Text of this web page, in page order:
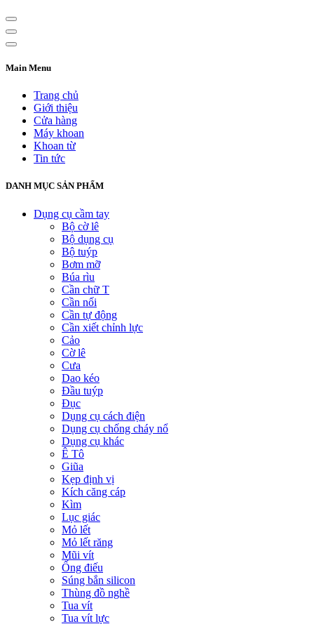
Main Menu
Trang chủ
Giới thiệu
Cửa hàng
Máy khoan
Khoan từ
Tin tức
DANH MỤC SẢN PHẨM
Dụng cụ cầm tay
Bộ cờ lê
Bộ dụng cụ
Bộ tuýp
Bơm mỡ
Búa rìu
Cần chữ T
Cần nối
Cần tự động
Cần xiết chỉnh lực
Cảo
Cờ lê
Cưa
Dao kéo
Đầu tuýp
Đục
Dụng cụ cách điện
Dụng cụ chống cháy nổ
Dụng cụ khác
Ê Tô
Giũa
Kẹp định vị
Kích căng cáp
Kìm
Lục giác
Mỏ lết
Mỏ lết răng
Mũi vít
Ống điếu
Súng bắn silicon
Thùng đồ nghề
Tua vít
Tua vít lực